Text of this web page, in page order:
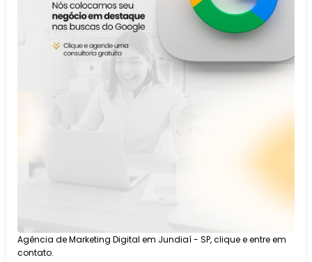
Agência de Marketing Digital em Jundiaí - SP, clique e entre em
contato.